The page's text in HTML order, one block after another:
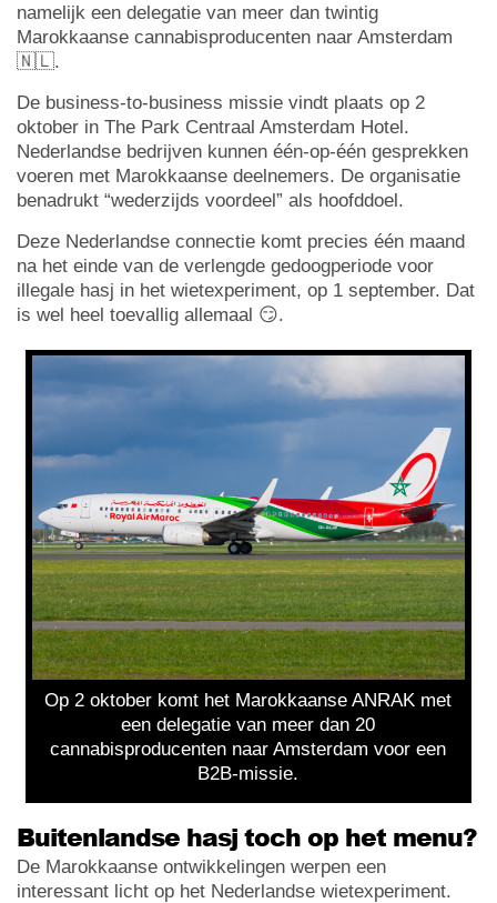
namelijk een delegatie van meer dan twintig
Marokkaanse cannabisproducenten naar Amsterdam
🇳🇱.
De business-to-business missie vindt plaats op 2
oktober in The Park Centraal Amsterdam Hotel.
Nederlandse bedrijven kunnen één-op-één gesprekken
voeren met Marokkaanse deelnemers. De organisatie
benadrukt “wederzijds voordeel” als hoofddoel.
Deze Nederlandse connectie komt precies één maand
na het einde van de verlengde gedoogperiode voor
illegale hasj in het wietexperiment, op 1 september. Dat
is wel heel toevallig allemaal 😏.
Op 2 oktober komt het Marokkaanse ANRAK met
een delegatie van meer dan 20
cannabisproducenten naar Amsterdam voor een
B2B-missie.
Buitenlandse hasj toch op het menu?
De Marokkaanse ontwikkelingen werpen een
interessant licht op het Nederlandse wietexperiment.